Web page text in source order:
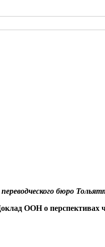
бюро
оклад ООН о перспективах